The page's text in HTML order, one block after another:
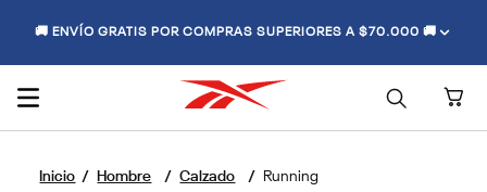
🚚 ENVÍO GRATIS POR COMPRAS SUPERIORES A $70.000 🚚
Hombre Calzado Running